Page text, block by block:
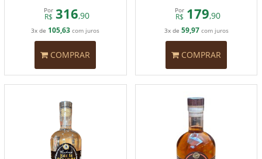
Por
R$ 316,90
3x de 105,63 com juros
COMPRAR
Por
R$ 179,90
3x de 59,97com juros
COMPRAR